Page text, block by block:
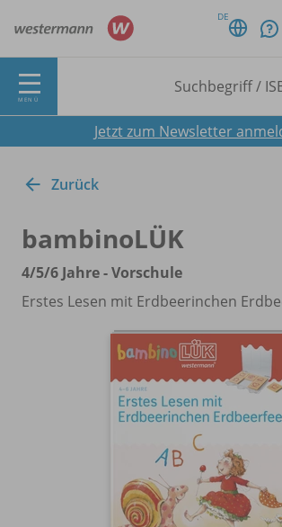
DE
MENÜ
Jetzt zum Newsletter
Zurück
bambinoLÜK
4/5/6 Jahre - Vorschule
Erstes Lesen mit Erdbeerinchen